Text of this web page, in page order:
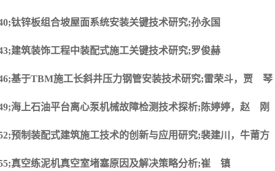
钛锌板组合坡屋面系统安装关键技术研究;孙永国
建筑装饰工程中装配式施工关键技术研究;罗俊赫
基于TBM施工长斜井压力钢管安装技术研究;雷荣斗，贾 琴
海上石油平台离心泵机械故障检测技术探析;陈婷婷，赵 刚
预制装配式建筑施工技术的创新与应用研究;裴建川，牛莆方
真空练泥机真空室堵塞原因及解决策略分析;崔 镇